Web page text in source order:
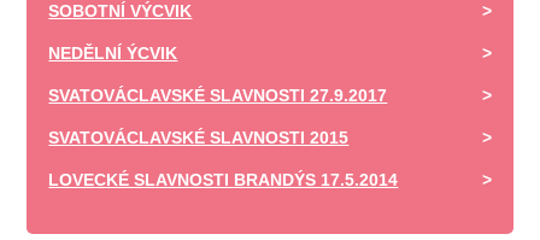
SOBOTNÍ VÝCVIK
NEDĚLNÍ ÝCVIK
SVATOVÁCLAVSKÉ SLAVNOSTI 27.9.2017
SVATOVÁCLAVSKÉ SLAVNOSTI 2015
LOVECKÉ SLAVNOSTI BRANDÝS 17.5.2014